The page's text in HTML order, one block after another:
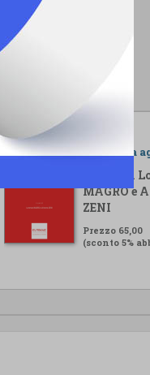
L'impresa
A cura di
MAGRO e
ZENI
Prezzo 65,00
(sconto 5%